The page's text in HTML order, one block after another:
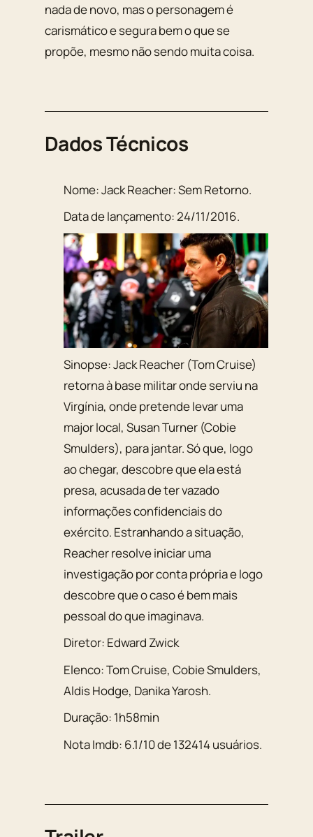
nada de novo, mas o personagem é
carismático e segura bem o que se
propõe, mesmo não sendo muita coisa.
Dados Técnicos
Nome:Jack Reacher: Sem Retorno.
Data de lançamento:24/11/2016.
Sinopse:Jack Reacher (Tom Cruise)
retorna à base militar onde serviu na
Virgínia, onde pretende levar uma
major local, Susan Turner (Cobie
Smulders), para jantar. Só que, logo
ao chegar, descobre que ela está
presa, acusada de ter vazado
informações confidenciais do
exército. Estranhando a situação,
Reacher resolve iniciar uma
investigação por conta própria e logo
descobre que o caso é bem mais
pessoal do que imaginava.
Diretor: Edward Zwick
Elenco:Tom Cruise,Cobie Smulders,
Aldis Hodge, Danika Yarosh.
Duração: 1h58min
Nota Imdb: 6.1/10de132414usuários.